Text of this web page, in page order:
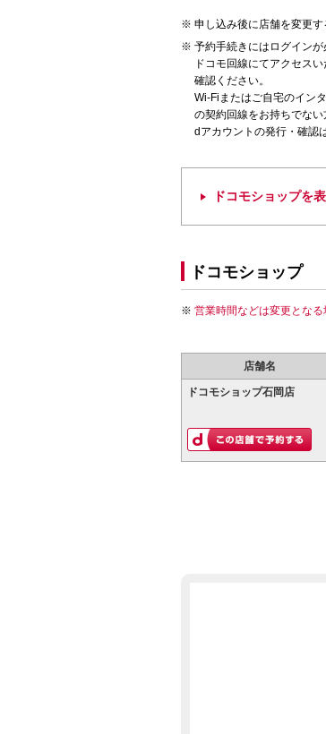
申し込み後に店舗を変更す
予約手続きにはログインが
ドコモ回線にてアクセス
確認ください。
Wi-Fiまたはご自宅のイン
の契約回線をお持ちでない
dアカウントの発行・確認
ドコモショップを
ドコモショップ
営業時間などは変更とな
店舗名
ドコモショップ石岡店